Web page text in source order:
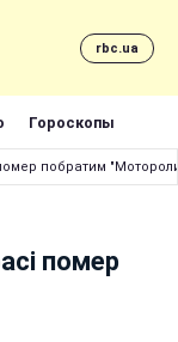
rbc.ua
Гороскопы
побратим
помер